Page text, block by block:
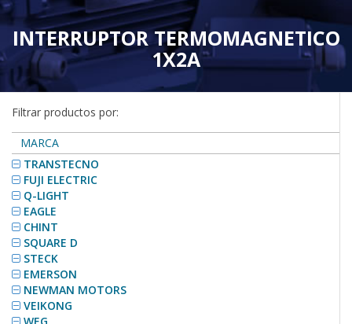
INTERRUPTOR TERMOMAGNETICO
1X2A
Filtrar productos por:
MARCA
TRANSTECNO
FUJI ELECTRIC
Q-LIGHT
EAGLE
CHINT
SQUARE D
STECK
EMERSON
NEWMAN MOTORS
VEIKONG